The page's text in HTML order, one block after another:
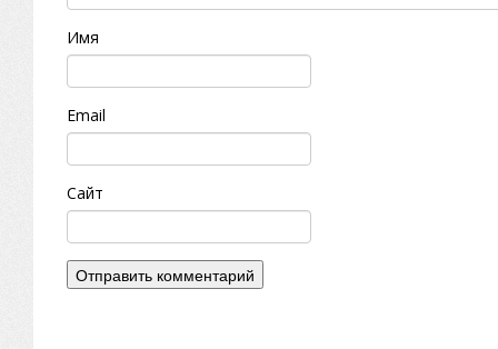
Имя
Email
Сайт